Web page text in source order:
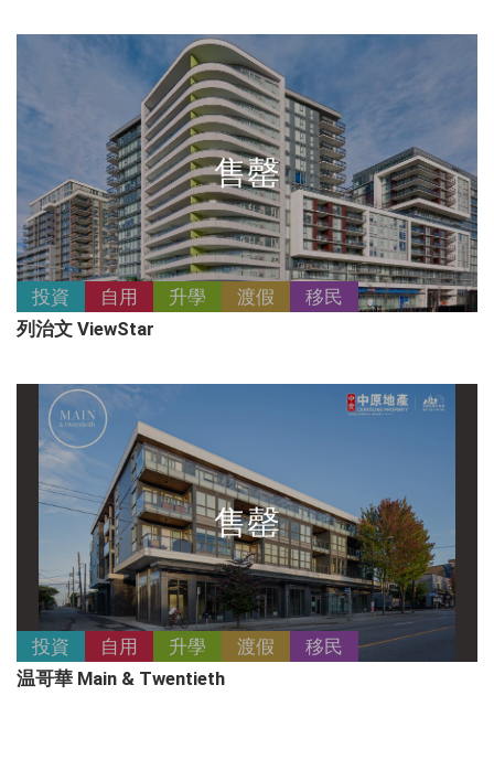
售罄
投資 自用 升學 渡假
移民
列治文 ViewStar
售罄
投資 自用 升學 渡假
移民
温哥華 Main & Twentieth